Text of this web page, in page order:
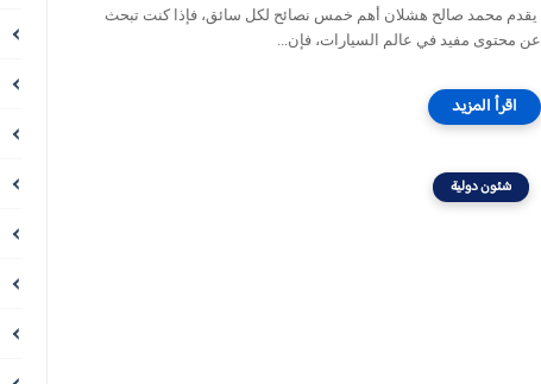
يقدم محمد صالح هشلان أهم خمس نصائح لكل سائق، فإذا كنت تبحث
عن محتوى مفيد في عالم السيارات، فإن...
شئون دولية